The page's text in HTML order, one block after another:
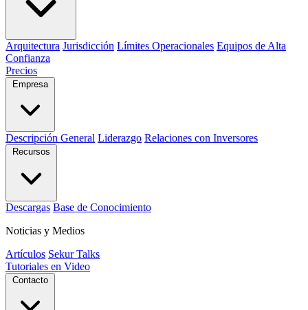
Arquitectura Jurisdicción Límites Operacionales Equipos de Alta
Confianza
Precios
Empresa
Descripción General Liderazgo Relaciones con Inversores
Recursos
Descargas Base de Conocimiento
Noticias y Medios
Artículos Sekur Talks
Tutoriales en Video
Contacto